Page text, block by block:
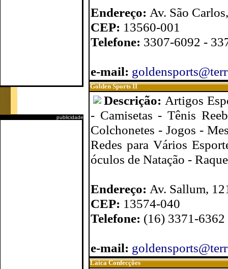
publicidade
Endereço: Av. São
CEP: 13560-001
Telefone: 3307-6092 -
e-mail:
Golden Sports II
Descrição: Artigos
- Camisetas - Tênis
Colchonetes - Jogos -
Redes para Vários
óculos de Natação -
Endereço: Av. Sallum,
CEP: 13574-040
Telefone: (16) 3371-6362
e-mail:
Laica Confecções